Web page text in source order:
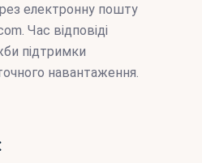
електронну пошту
. Час відповіді
підтримки
навантаження.